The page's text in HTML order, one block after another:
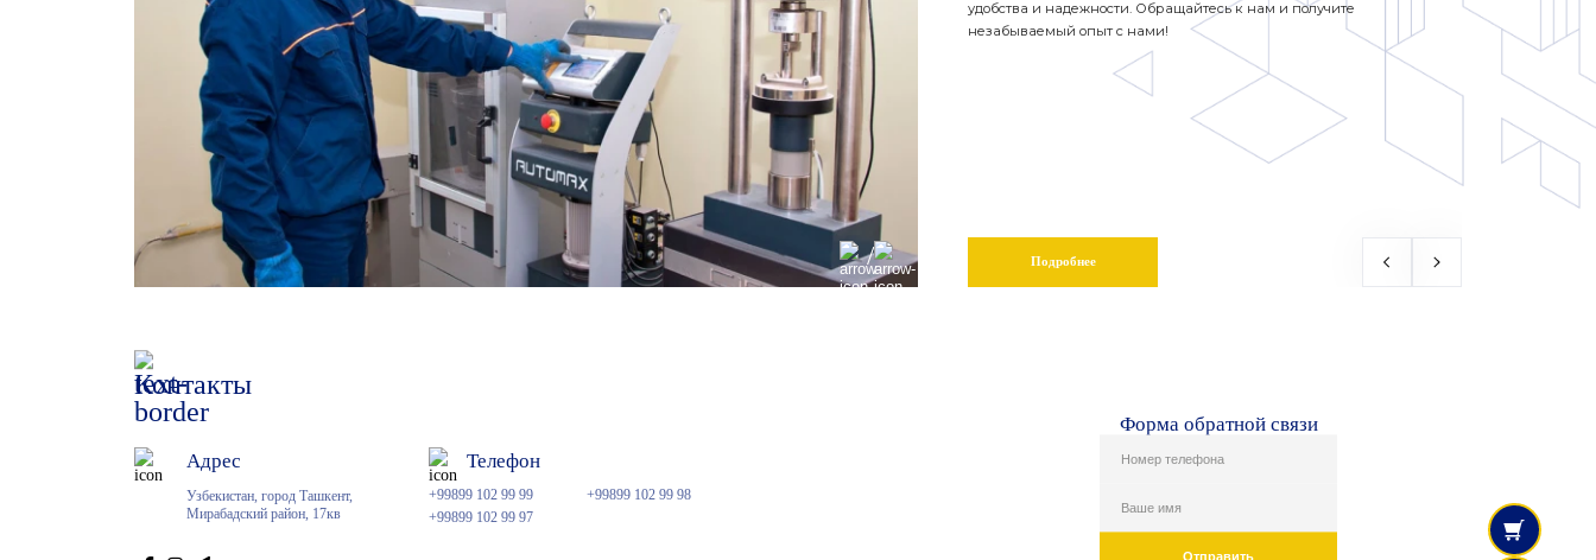
/
удобства и надежности. Обращайтесь к нам и получите
незабываемый опыт с нами!
Подробнее
Контакты
Адрес
Узбекистан, город Ташкент,
Мирабадский район, 17кв
Телефон
+99899 102 99 99
+99899 102 99 98
+99899 102 99 97
Форма обратной связи
Отправить